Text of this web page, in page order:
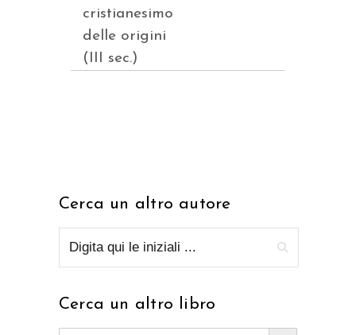
cristianesimo
delle origini
(III sec.)
Cerca un altro autore
Cerca un altro libro
Search Button